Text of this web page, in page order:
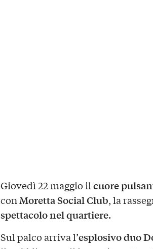
Giovedì 22 maggio ilcuore
conMoretta Social Club, la
spettacolo nel quartiere.
Sul palco arriva l’esplosivo duo